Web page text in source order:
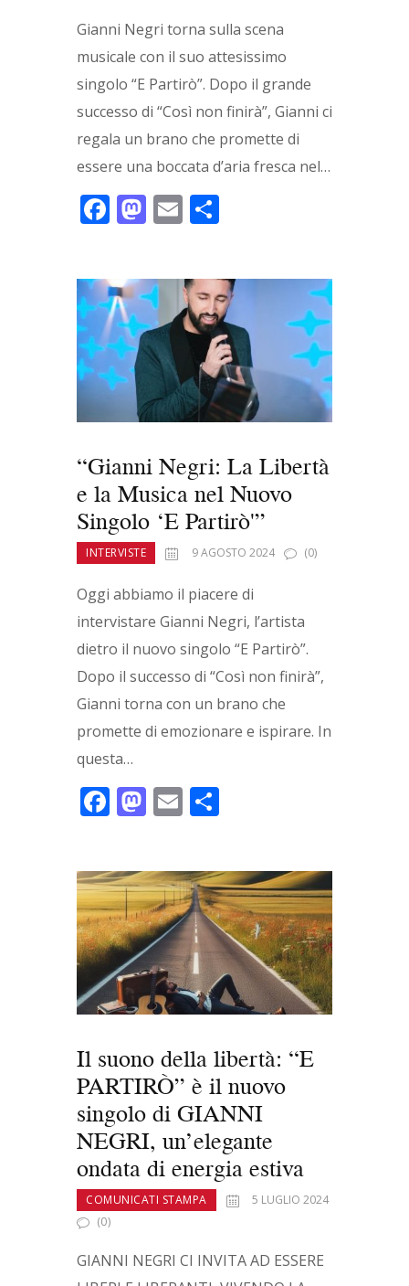
Gianni Negri torna sulla scena
musicale con il suo attesissimo
singolo “E Partirò”. Dopo il grande
successo di “Così non finirà”, Gianni ci
regala un brano che promette di
essere una boccata d’aria fresca nel…
F
b
o
o
k
M
d
o
n
E
l di
vi
di
“Gianni Negri: La Libertà
e la Musica nel Nuovo
Singolo ‘E Partirò'”
INTERVISTE 9 AGOSTO 2024 (0)
Oggi abbiamo il piacere di
intervistare Gianni Negri, l’artista
dietro il nuovo singolo “E Partirò”.
Dopo il successo di “Così non finirà”,
Gianni torna con un brano che
promette di emozionare e ispirare. In
questa…
F
b
o
o
k
M
d
o
n
E
l di
vi
di
Il suono della libertà: “E
PARTIRÒ” è il nuovo
singolo di GIANNI
NEGRI, un’elegante
ondata di energia estiva
COMUNICATI STAMPA
5 LUGLIO 2024
(0)
GIANNI NEGRI CI INVITA AD ESSERE